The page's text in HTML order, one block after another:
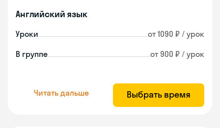
Английский язык
Уроки от 1090 ₽ / урок
В группе от 900 ₽ / урок
Читать дальше Выбрать время